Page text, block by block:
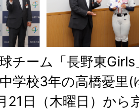
チーム「長野東
学校3年の高橋憂里
21日（木曜日）から